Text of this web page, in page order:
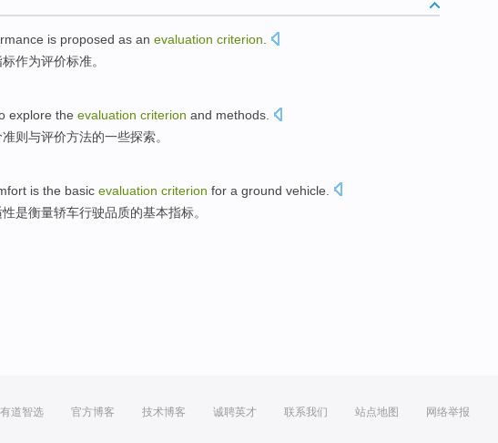
is proposed as an evaluation criterion
标作为评价标准。
explore the evaluation criterion and methods
准则与评价方法的一些探索。
is the basic evaluation criterion for a ground vehicle
是衡量轿车行驶品质的基本指标。
有道智选 官方博客 技术博客 诚聘英才 联系我们 站点地图 网络举报